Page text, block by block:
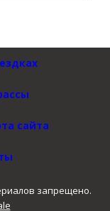
сайта
запрещено.